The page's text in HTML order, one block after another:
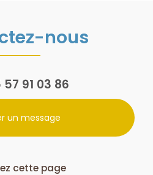
nous
57 91 03 86
un message
cette page